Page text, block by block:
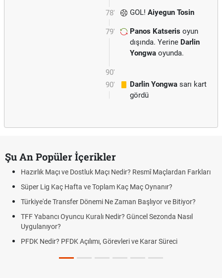
78' GOL! Aiyegun Tosin
79' Panos Katseris oyun
dışında. Yerine Darlin
Yongwa oyunda.
90'
90'
Darlin Yongwa sarı kart
gördü
Şu An Popüler İçerikler
Hazırlık Maçı ve Dostluk Maçı Nedir? Resmî Maçlardan Farkları
Süper Lig Kaç Hafta ve Toplam Kaç Maç Oynanır?
Türkiye'de Transfer Dönemi Ne Zaman Başlıyor ve Bitiyor?
TFF Yabancı Oyuncu Kuralı Nedir? Güncel Sezonda Nasıl
Uygulanıyor?
PFDK Nedir? PFDK Açılımı, Görevleri ve Karar Süreci